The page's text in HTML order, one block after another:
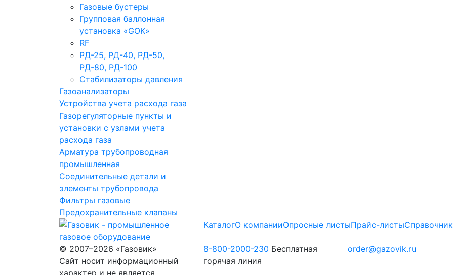
Газовые бустеры
Групповая баллонная
установка «GOK»
RF
РД-25, РД-40, РД-50,
РД-80, РД-100
Стабилизаторы давления
Газоанализаторы
Устройства учета расхода газа
Газорегуляторные пункты и
установки с узлами учета
расхода газа
Арматура трубопроводная
промышленная
Соединительные детали и
элементы трубопровода
Фильтры газовые
Предохранительные клапаны
КаталогО компанииОпросные листыПрайс-листыСправочник
© 2007–2026 «Газовик»
Сайт носит информационный
характер и не является
8-800-2000-230 Бесплатная
горячая линия
order@gazovik.ru